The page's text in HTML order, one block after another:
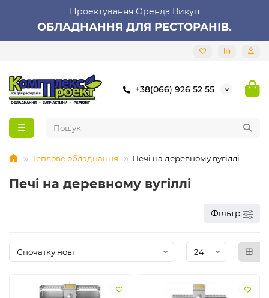
Проектування Оренда Викуп
ОБЛАДНАННЯ ДЛЯ РЕСТОРАНІВ.
+38(066) 926 52 55
Теплове обладнання Печі на деревному вугіллі
Печі на деревному вугіллі
Фільтр